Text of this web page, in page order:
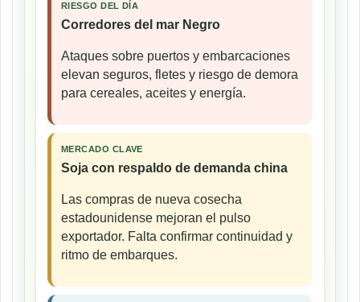
RIESGO DEL DÍA
Corredores del mar Negro
Ataques sobre puertos y embarcaciones
elevan seguros, fletes y riesgo de demora
para cereales, aceites y energía.
MERCADO CLAVE
Soja con respaldo de demanda china
Las compras de nueva cosecha
estadounidense mejoran el pulso
exportador. Falta confirmar continuidad y
ritmo de embarques.